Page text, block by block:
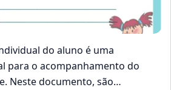
do aluno é uma
para o acompanhamento do
Neste documento, são